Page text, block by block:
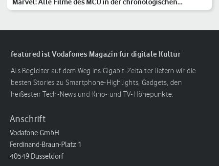
Reihenfolge
featured ist Vodafones Magazin für digitale Kultur
Als Begleiter auf dem Weg ins Gigabit-Zeitalter liefern wir die
besten Stories zu Smartphone-Highlights, Gadgets, den
heißesten Tech-News und Kino- und TV-Höhepunkte.
Anschrift
Vodafone GmbH
Ferdinand-Braun-Platz 1
40549 Düsseldorf